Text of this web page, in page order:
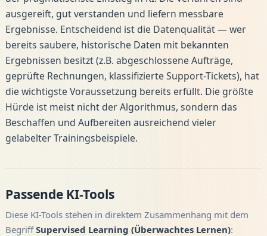
ausgereift, gut verstanden und liefern messbare
Ergebnisse. Entscheidend ist die Datenqualität — wer
bereits saubere, historische Daten mit bekannten
Ergebnissen besitzt (z.B. abgeschlossene Aufträge,
geprüfte Rechnungen, klassifizierte Support-Tickets), hat
die wichtigste Voraussetzung bereits erfüllt. Die größte
Hürde ist meist nicht der Algorithmus, sondern das
Beschaffen und Aufbereiten ausreichend vieler
gelabelter Trainingsbeispiele.
Passende KI-Tools
Diese KI-Tools stehen in direktem Zusammenhang mit dem
BegriffSupervised Learning (Überwachtes Lernen):